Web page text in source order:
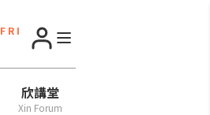
F R I
欣講堂
Xin Forum